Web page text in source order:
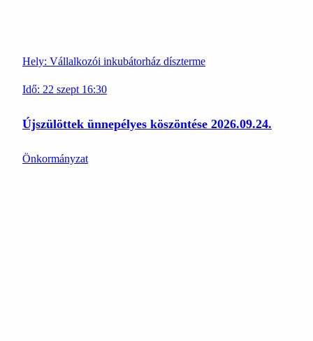
Hely: Vállalkozói inkubátorház díszterme
Idő: 22 szept 16:30
Újszülöttek ünnepélyes köszöntése 2026.09.24.
Önkormányzat